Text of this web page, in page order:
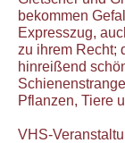
bekommen
Expresszug,
zu ihrem Recht;
hinreißend
Pflanzen, Tiere
VHS-